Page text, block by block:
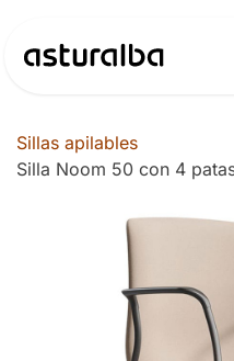
Sillas apilables
Silla Noom 50 con 4